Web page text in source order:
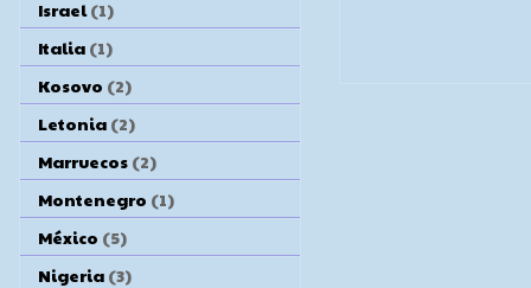
Israel (1)
Italia (1)
Kosovo (2)
Letonia (2)
Marruecos (2)
Montenegro (1)
México (5)
Nigeria (3)